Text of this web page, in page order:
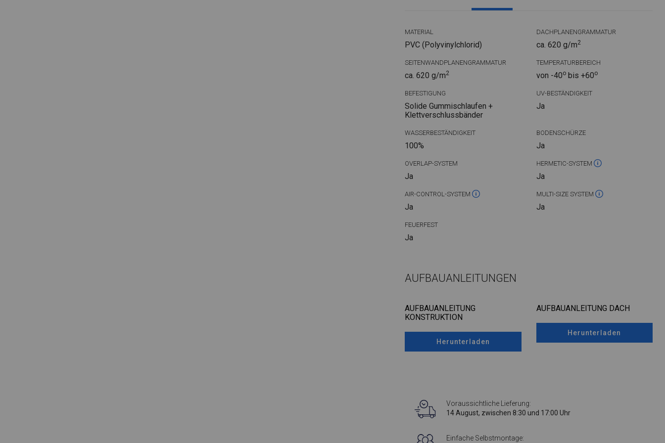
MATERIAL
PVC (Polyvinylchlorid)
DACHPLANENGRAMMATUR
ca. 620 g/m2
SEITENWANDPLANENGRAMMATUR
ca. 620 g/m2
TEMPERATURBEREICH
von -40obis +60o
BEFESTIGUNG
Solide Gummischlaufen +
Klettverschlussbänder
UV-BESTÄNDIGKEIT
Ja
WASSERBESTÄNDIGKEIT
100%
BODENSCHÜRZE
Ja
OVERLAP-SYSTEM
Ja
HERMETIC-SYSTEM
Ja
AIR-CONTROL-SYSTEM
Ja
MULTI-SIZE SYSTEM
Ja
FEUERFEST
Ja
AUFBAUANLEITUNGEN
AUFBAUANLEITUNG
KONSTRUKTION
Herunterladen
AUFBAUANLEITUNG DACH
Herunterladen
Voraussichtliche Lieferung:
14 August, zwischen 8:30 und 17:00 Uhr
Einfache Selbstmontage: